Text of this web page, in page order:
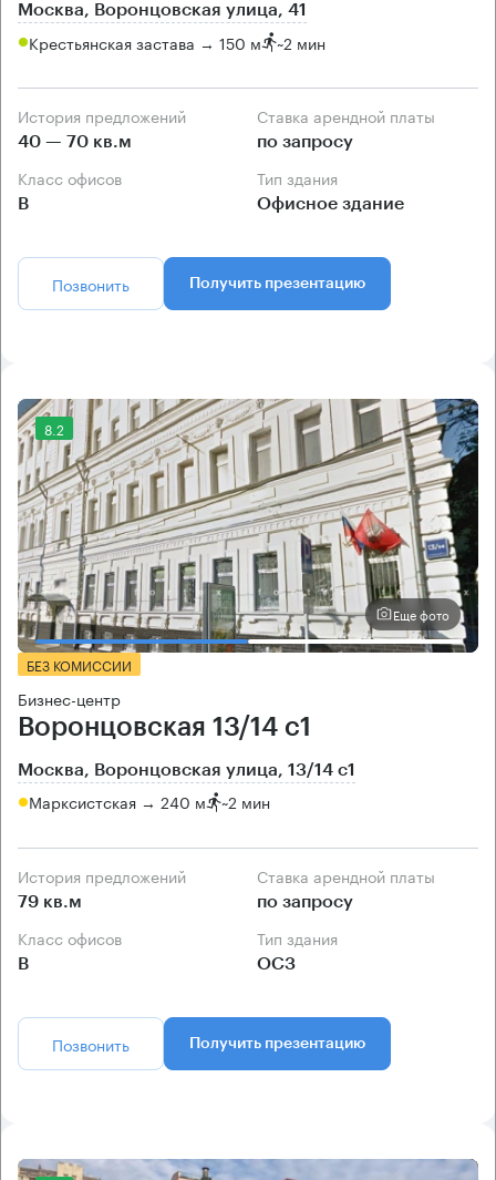
Москва, Воронцовская улица, 41
Крестьянская застава → 150 м ~2 мин
История предложений
40 — 70 кв.м
Ставка арендной платы
по запросу
Класс офисов
B
Тип здания
Офисное здание
Позвонить Получить презентацию
8.2
Еще фото
БЕЗ КОМИССИИ
Бизнес-центр
Воронцовская 13/14 с1
Москва, Воронцовская улица, 13/14 с1
Марксистская → 240 м ~2 мин
История предложений
79 кв.м
Ставка арендной платы
по запросу
Класс офисов
B
Тип здания
ОСЗ
Позвонить Получить презентацию